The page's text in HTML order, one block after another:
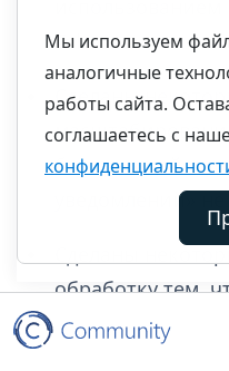
Telex.
Сделаны
быстрых
уведомлений»
Сделаны
обработку тем,
окон
Мы используем
аналогичные
работы сайта.
соглашаетесь с